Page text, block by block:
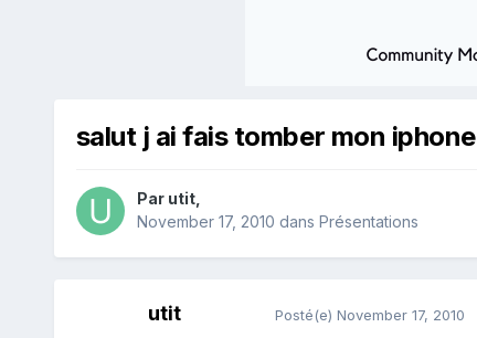
salut j ai fais tomber mon iphone
Par utit,
November 17, 2010 dans Présentations
utit Posté(e) November 17, 2010